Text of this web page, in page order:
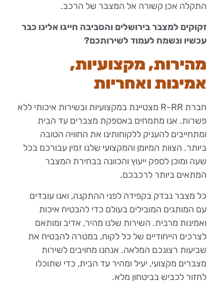
התקלה אכן קשורה אל המצבר של הרכב.
זקוקים למצבר בירושלים והסביבה חייגו אלינו כבר
עכשיו ונשמח לעמוד לשירותכם?
מהירות, מקצועיות,
אמינות ואחריות
חברת R-RR מצטיינת במקצועיות ובשירות איכותי ללא
פשרות. אנו מתמחים באספקת מצברים עד הבית
ומתחייבים להעניק ללקוחותינו את החוויה הטובה
ביותר. הצוות המיומן והמקצועי שלנו זמין עבורכם בכל
שעה ומוכן לספק ייעוץ והכוונה בבחירת המצבר
המתאים ביותר לרכבכם.
כל מצבר נבדק בקפידה לפני ההתקנה, ואנו עובדים
עם המותגים המובילים בעולם כדי להבטיח איכות
ואמינות מרבית. השירות שלנו מהיר, אדיב ומותאם
לצרכים הייחודיים של כל לקוח, במטרה להבטיח את
שביעות רצונכם המלאה. אנחנו מחויבים לשירות
מצברים מקצועי, יעיל ומהיר עד הבית, כדי שתוכלו
לחזור לכביש בביטחון מלא.